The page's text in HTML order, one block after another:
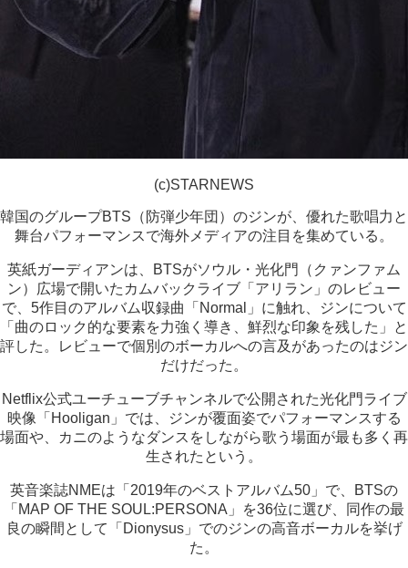
(c)STARNEWS
韓国のグループBTS（防弾少年団）のジンが、優れた歌唱力と
舞台パフォーマンスで海外メディアの注目を集めている。
英紙ガーディアンは、BTSがソウル・光化門（クァンファム
ン）広場で開いたカムバックライブ「アリラン」のレビュー
で、5作目のアルバム収録曲「Normal」に触れ、ジンについて
「曲のロック的な要素を力強く導き、鮮烈な印象を残した」と
評した。レビューで個別のボーカルへの言及があったのはジン
だけだった。
Netflix公式ユーチューブチャンネルで公開された光化門ライブ
映像「Hooligan」では、ジンが覆面姿でパフォーマンスする
場面や、カニのようなダンスをしながら歌う場面が最も多く再
生されたという。
英音楽誌NMEは「2019年のベストアルバム50」で、BTSの
「MAP OF THE SOUL:PERSONA」を36位に選び、同作の最
良の瞬間として「Dionysus」でのジンの高音ボーカルを挙げ
た。